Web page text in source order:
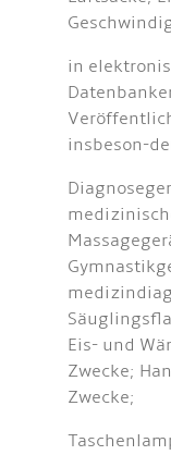
in
insbeson-
Eis- und
Zwecke;
Zwecke;